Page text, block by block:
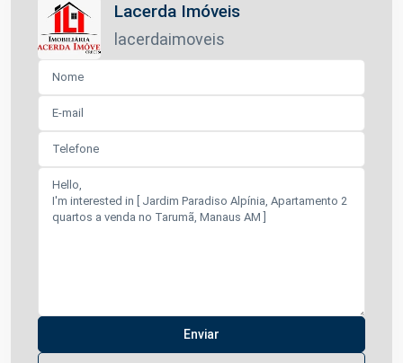
Lacerda Imóveis
lacerdaimoveis